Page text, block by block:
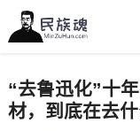
“去鲁迅化”十
材，到底在去什